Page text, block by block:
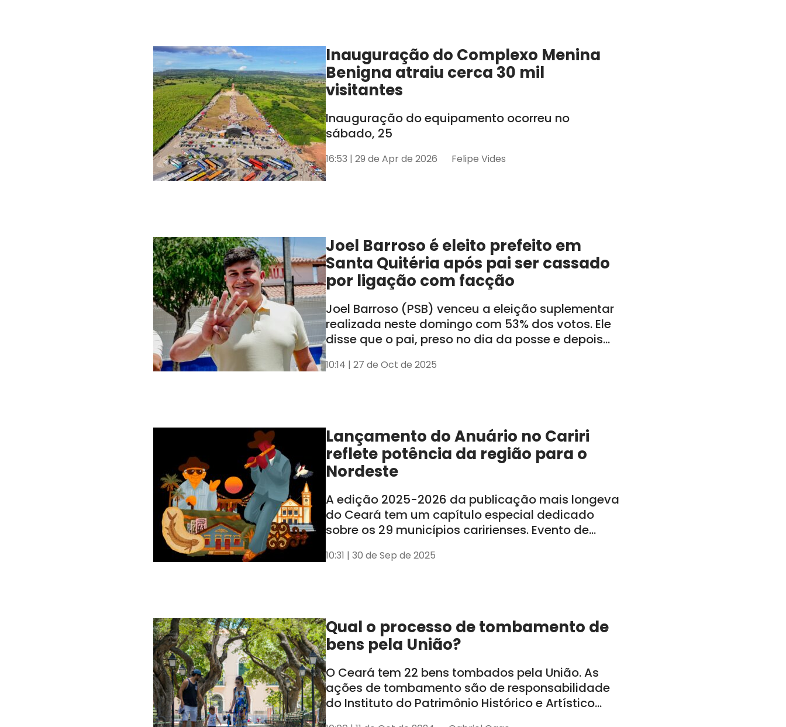
Inauguração do Complexo Menina
Benigna atraiu cerca 30 mil
visitantes
Inauguração do equipamento ocorreu no
sábado, 25
16:53 | 29 de Apr de 2026 Felipe Vides
Joel Barroso é eleito prefeito em
Santa Quitéria após pai ser cassado
por ligação com facção
Joel Barroso (PSB) venceu a eleição suplementar
realizada neste domingo com 53% dos votos. Ele
disse que o pai, preso no dia da posse e depois
10:14 | 27 de Oct de 2025
Lançamento do Anuário no Cariri
reflete potência da região para o
Nordeste
A edição 2025-2026 da publicação mais longeva
do Ceará tem um capítulo especial dedicado
sobre os 29 municípios caririenses. Evento de
em Juazeiro do Norte
10:31 | 30 de Sep de 2025
Qual o processo de tombamento de
bens pela União?
O Ceará tem 22 bens tombados pela União. As
ações de tombamento são de responsabilidade
do Instituto do Patrimônio Histórico e Artístico